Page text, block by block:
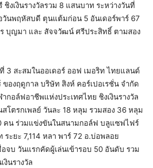
งเงินรางวัลรวม 8 แสนบาท ระหว่างวันที่
วันพฤหัสบดี ตุนแต้มก่อน 5 อันเดอร์พาร์ 67
บุญมา และ สัจจวัฒน์ ศรีประสิทธิ์ ตามสอง
3 สะสมในออเดอร์ ออฟ เมอริท ไทยแลนด์
ของฤดูกาล บริษัท สิงห์ คอร์เปอเรชั่น จำกัด
อล์ฟอาชีพแห่งประเทศไทย ชิงเงินรางวัล
โตรกเพลย์ วันละ 18 หลุม รวมสอง 36 หลุม
คน ร่วมแข่งขันในสนามกอล์ฟ บลูแซฟไฟร์
ะยะ 7,114 หลา พาร์ 72 อ.บ่อพลอย
จบ วันแรกคัดผู้เล่นเข้ารอบ 50 อันดับ รวม
งินรางวัล